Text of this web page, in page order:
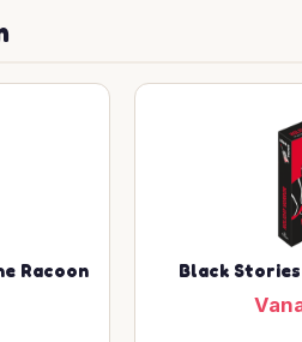
Racoon
Black